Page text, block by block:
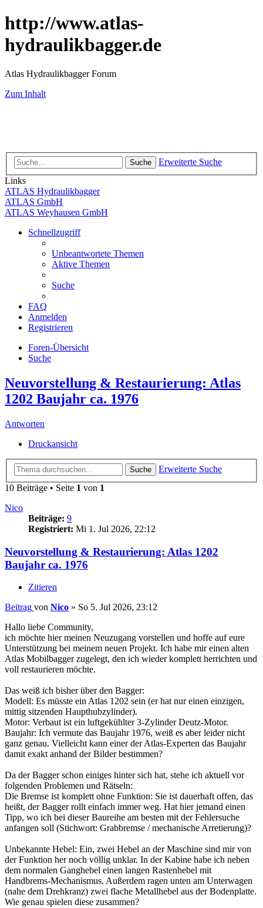
http://www.atlas-
hydraulikbagger.de
Atlas Hydraulikbagger Forum
Zum Inhalt
Suche
Erweiterte Suche
Links
ATLAS Hydraulikbagger
ATLAS GmbH
ATLAS Weyhausen GmbH
Schnellzugriff
Unbeantwortete Themen
Aktive Themen
Suche
FAQ
Anmelden
Registrieren
Foren-Übersicht
Suche
Neuvorstellung & Restaurierung: Atlas
1202 Baujahr ca. 1976
Antworten
Druckansicht
Suche
Erweiterte Suche
10 Beiträge • Seite 1 von 1
Nico
Beiträge: 9
Registriert: Mi 1. Jul 2026, 22:12
Neuvorstellung & Restaurierung: Atlas 1202
Baujahr ca. 1976
Zitieren
Beitrag von Nico » So 5. Jul 2026, 23:12
Hallo liebe Community,
​ich möchte hier meinen Neuzugang vorstellen und hoffe auf eure
Unterstützung bei meinem neuen Projekt. Ich habe mir einen alten
Atlas Mobilbagger zugelegt, den ich wieder komplett herrichten und
voll restaurieren möchte.
​Das weiß ich bisher über den Bagger:
​Modell: Es müsste ein Atlas 1202 sein (er hat nur einen einzigen,
mittig sitzenden Haupthubzylinder).
​Motor: Verbaut ist ein luftgekühlter 3-Zylinder Deutz-Motor.
​Baujahr: Ich vermute das Baujahr 1976, weiß es aber leider nicht
ganz genau. Vielleicht kann einer der Atlas-Experten das Baujahr
damit exakt anhand der Bilder bestimmen?
​Da der Bagger schon einiges hinter sich hat, stehe ich aktuell vor
folgenden Problemen und Rätseln:
​Die Bremse ist komplett ohne Funktion: Sie ist dauerhaft offen, das
heißt, der Bagger rollt einfach immer weg. Hat hier jemand einen
Tipp, wo ich bei dieser Baureihe am besten mit der Fehlersuche
anfangen soll (Stichwort: Grabbremse / mechanische Arretierung)?
​Unbekannte Hebel: Ein, zwei Hebel an der Maschine sind mir von
der Funktion her noch völlig unklar. In der Kabine habe ich neben
dem normalen Ganghebel einen langen Rastenhebel mit
Handbrems-Mechanismus. Außerdem ragen unten am Unterwagen
(nahe dem Drehkranz) zwei flache Metallhebel aus der Bodenplatte.
Wie genau spielen diese zusammen?